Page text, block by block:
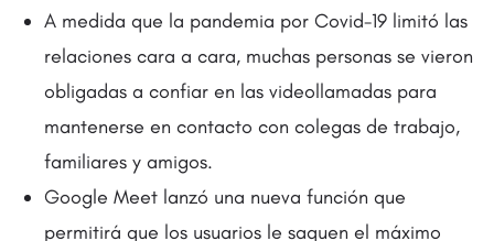
A medida que la pandemia por Covid-19 limitó las
relaciones cara a cara, muchas personas se vieron
obligadas a confiar en las videollamadas para
mantenerse en contacto con colegas de trabajo,
familiares y amigos.
Google Meet lanzó una nueva función que
permitirá que los usuarios le saquen el máximo